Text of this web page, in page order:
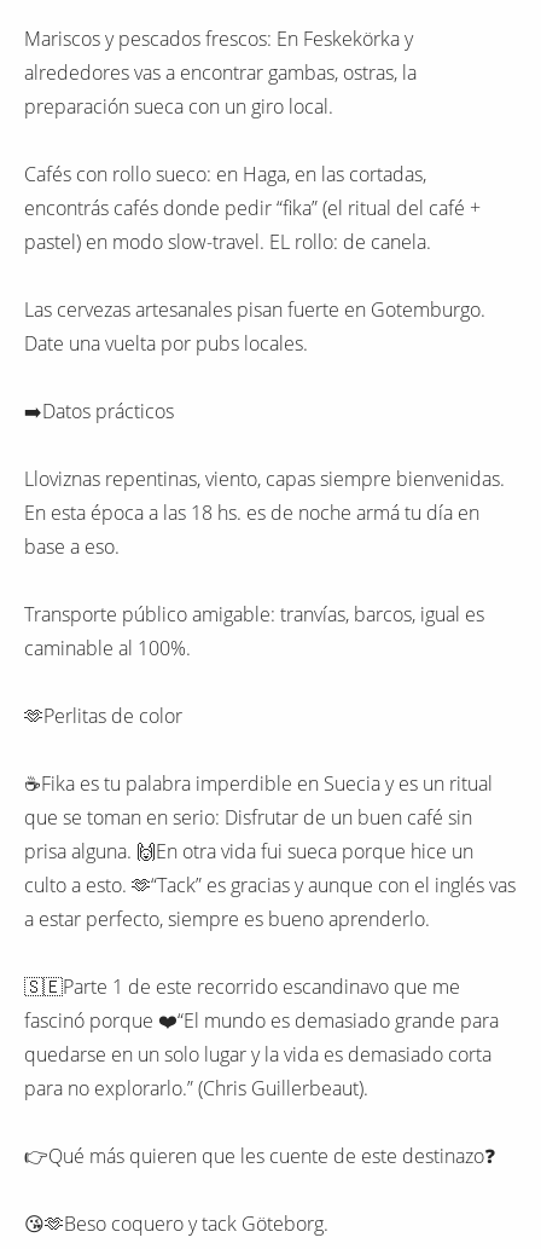
Mariscos y pescados frescos: En Feskekörka y
alrededores vas a encontrar gambas, ostras, la
preparación sueca con un giro local.
Cafés con rollo sueco: en Haga, en las cortadas,
encontrás cafés donde pedir “fika” (el ritual del café +
pastel) en modo slow-travel. EL rollo: de canela.
Las cervezas artesanales pisan fuerte en Gotemburgo.
Date una vuelta por pubs locales.
➡️Datos prácticos
Lloviznas repentinas, viento, capas siempre bienvenidas.
En esta época a las 18 hs. es de noche armá tu día en
base a eso.
Transporte público amigable: tranvías, barcos, igual es
caminable al 100%.
🫶Perlitas de color
☕️Fika es tu palabra imperdible en Suecia y es un ritual
que se toman en serio: Disfrutar de un buen café sin
prisa alguna. 🙌En otra vida fui sueca porque hice un
culto a esto. 🫶“Tack” es gracias y aunque con el inglés vas
a estar perfecto, siempre es bueno aprenderlo.
🇸🇪Parte 1 de este recorrido escandinavo que me
fascinó porque ❤️“El mundo es demasiado grande para
quedarse en un solo lugar y la vida es demasiado corta
para no explorarlo.” (Chris Guillerbeaut).
👉Qué más quieren que les cuente de este destinazo❓️
😘🫶Beso coquero y tack Göteborg.